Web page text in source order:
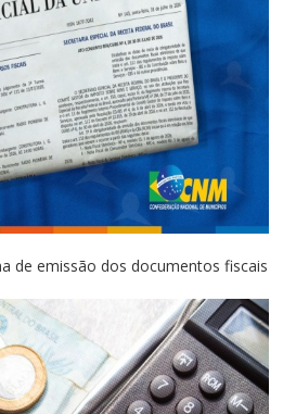
de emissão dos documentos fiscais